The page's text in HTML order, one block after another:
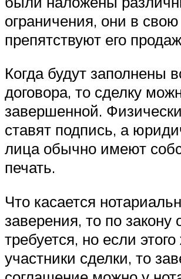
ограничения, они в
препятствуют его
Когда будут заполнены
договора, то сделку
завершенной.
ставят подпись, а
лица обычно имеют
печать.
Что касается
заверения, то по закону
требуется, но если
участники сделки, то